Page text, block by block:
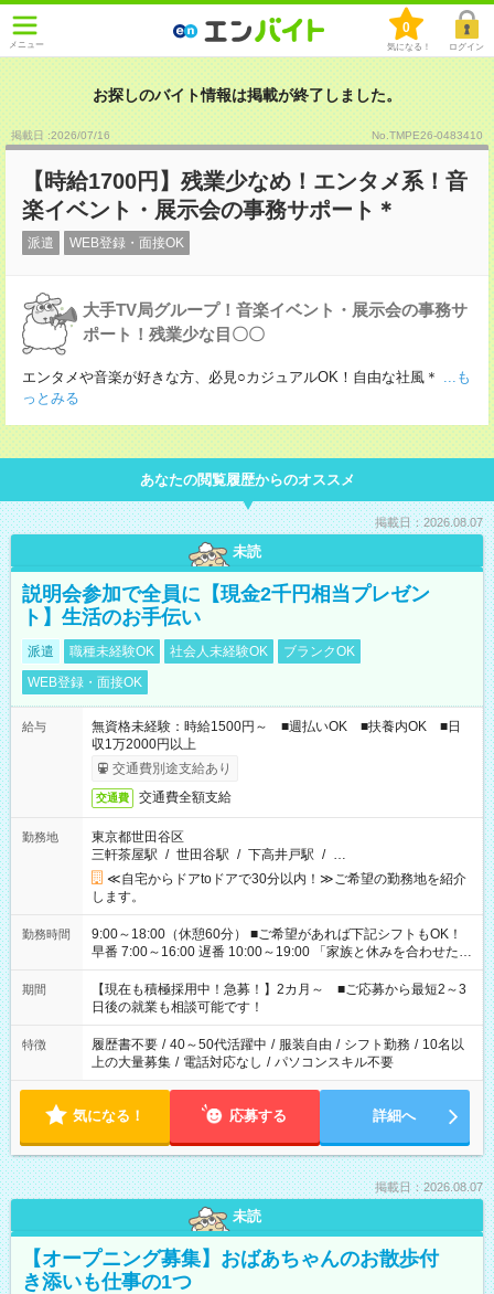
メニュー
0
気になる！ ログイン
お探しのバイト情報は掲載が終了しました。
掲載日 :2026/07/16 No.TMPE26-0483410
【時給1700円】残業少なめ！エンタメ系！音
楽イベント・展示会の事務サポート＊
派遣 WEB登録・面接OK
大手TV局グループ！音楽イベント・展示会の事務サ
ポート！残業少な目〇〇
エンタメや音楽が好きな方、必見○カジュアルOK！自由な社風＊ ...も
っとみる
あなたの閲覧履歴からのオススメ
掲載日：2026.08.07
未読
説明会参加で全員に【現金2千円相当プレゼン
ト】生活のお手伝い
派遣 職種未経験OK 社会人未経験OK
ブランクOK
WEB登録・面接OK
給与
無資格未経験：時給1500円～ ■週払いOK ■扶養内OK ■日
収1万2000円以上
交通費別途支給あり
交通費 交通費全額支給
勤務地
東京都世田谷区
三軒茶屋駅 / 世田谷駅 / 下高井戸駅 / …
≪自宅からドアtoドアで30分以内！≫ご希望の勤務地を紹介
します。
勤務時間
9:00～18:00（休憩60分） ■ご希望があれば下記シフトもOK！
早番 7:00～16:00 遅番 10:00～19:00 「家族と休みを合わせた
い」 「余裕を持って夕飯の準備がしたい」 「できれば残業はし
たくない」 など、ご希望を教えてくださいね。 ※Wワーク希望
の方へ 今ご覧のお仕事で希望する勤務時間と、もう1つのお仕事
の勤務時間。 合計で週40時間を超える場合は応募できません。
期間
【現在も積極採用中！急募！】2カ月～ ■ご応募から最短2～3
日後の就業も相談可能です！
特徴 履歴書不要 / 40～50代活躍中 / 服装自由 / シフト勤務 / 10名以
上の大量募集 / 電話対応なし / パソコンスキル不要
気になる！ 応募する 詳細へ
掲載日：2026.08.07
未読
【オープニング募集】おばあちゃんのお散歩付
き添いも仕事の1つ